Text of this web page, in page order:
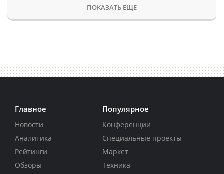
ПОКАЗАТЬ ЕЩЕ
Главное
Новости
Аналитика
Рейтинги
Обзоры
Популярное
Конференции
Специальные проекты
Маркет
Техника